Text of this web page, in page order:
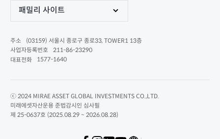
패밀리 사이트
주소
(03159) 서울시 종로구 종로33, TOWER1 13층
사업자등록번호
211-86-23290
대표전화
1577-1640
ⓒ 2024 MIRAE ASSET GLOBAL INVESTMENTS CO.,LTD.
미래에셋자산운용 준법감시인 심사필
제 25-0637호 (2025.08.29 ~ 2026.08.28)